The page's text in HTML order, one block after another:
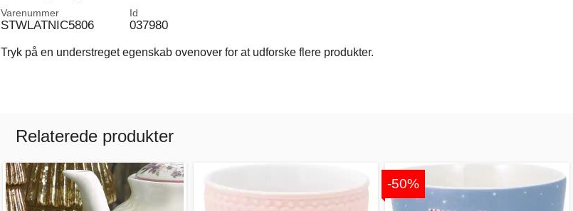
Varenummer
STWLATNIC5806
Id
037980
Tryk på en understreget egenskab ovenover for at udforske flere produkter.
Relaterede produkter
-50%